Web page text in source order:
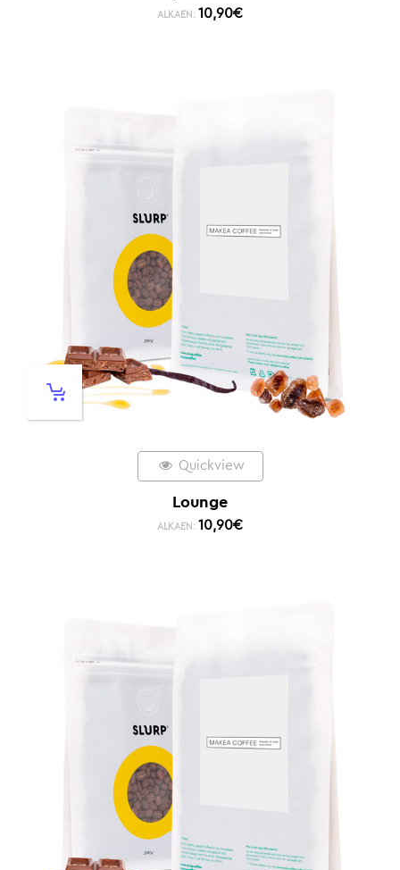
ALKAEN: 10,90€
Quickview
Lounge
ALKAEN: 10,90€